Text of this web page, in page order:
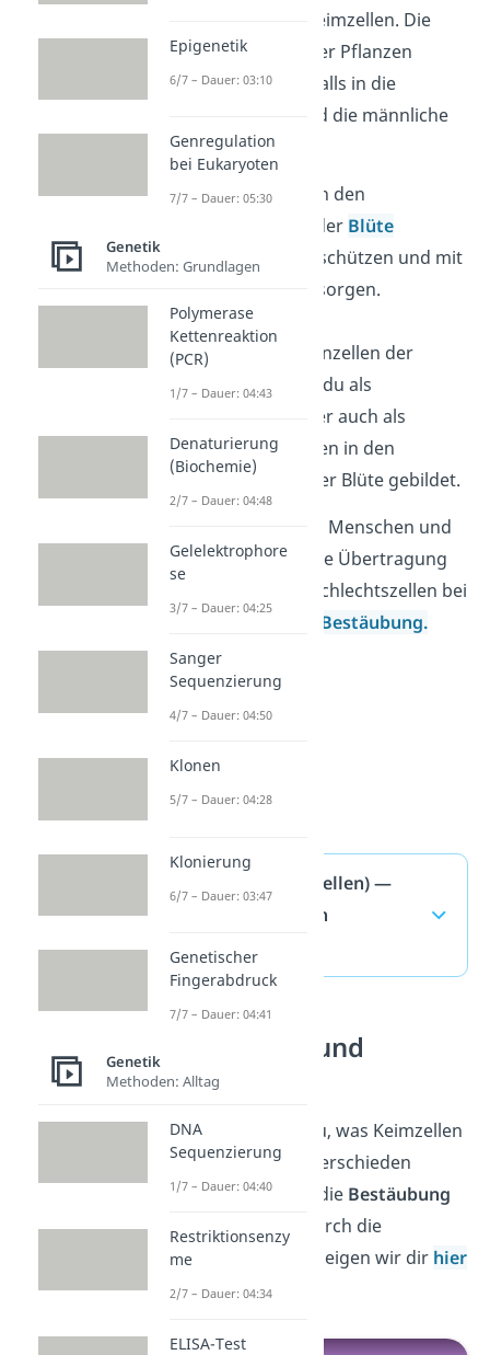
Pflanzen besitzen Keimzellen. Die
Geschlechtszellen der Pflanzen
unterteilst du ebenfalls in die
und die männliche
Samenzelle:
Die Eizelle wird in den
der Blüte
gebildet, die sie schützen und mit
Nährstoffen versorgen.
Männliche Samenzellen der
Pflanzen kennst du als
oder auch als
Pollen. Sie werden in den
Staubblättern
der Blüte gebildet.
Im Vergleich zu dem Menschen und
den Tieren erfolgt die Übertragung
der männlichen Geschlechtszellen bei
den Pflanzen durch
Bestäubung.
Gameten (Keimzellen) —
häufigste Fragen
(ausklappen)
Bestäubung und
Befruchtung
Super! Jetzt weißt du, was Keimzellen
sind und wie sie unterschieden
werden. Wie genau die Bestäubung
und Befruchtung
durch die
Keimzellen abläuft, zeigen wir dir hier
im Beitrag.
Epigenetik
6/7 – Dauer: 03:10
Genregulation
bei Eukaryoten
7/7 – Dauer: 05:30
Genetik
Methoden: Grundlagen
Polymerase
Kettenreaktion
(PCR)
1/7 – Dauer: 04:43
Denaturierung
(Biochemie)
2/7 – Dauer: 04:48
Gelelektrophore
se
3/7 – Dauer: 04:25
Sanger
Sequenzierung
4/7 – Dauer: 04:50
Klonen
5/7 – Dauer: 04:28
Klonierung
6/7 – Dauer: 03:47
Genetischer
Fingerabdruck
7/7 – Dauer: 04:41
Genetik
Methoden: Alltag
DNA
Sequenzierung
1/7 – Dauer: 04:40
Restriktionsenzy
me
2/7 – Dauer: 04:34
ELISA-Test